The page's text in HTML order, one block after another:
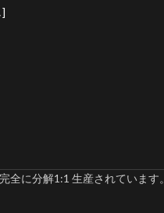
に分解1:1 生産されています。